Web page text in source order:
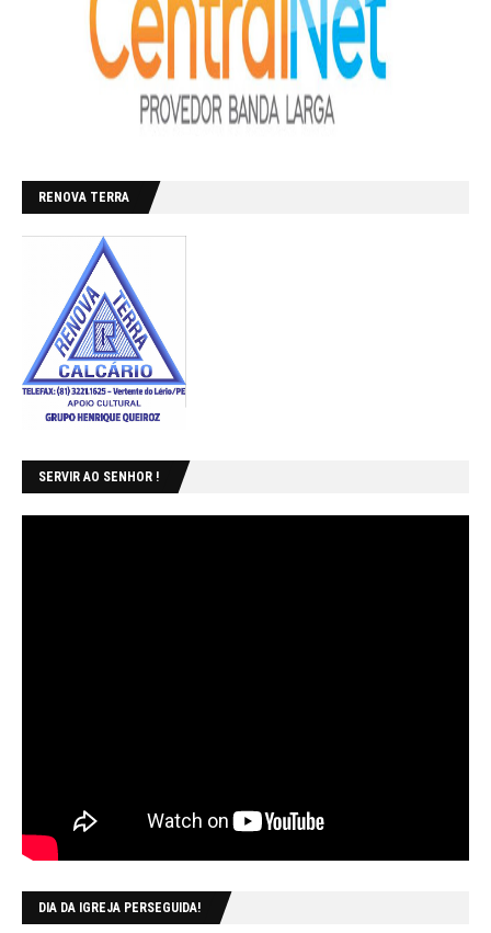
RENOVA TERRA
SERVIR AO SENHOR !
DIA DA IGREJA PERSEGUIDA!